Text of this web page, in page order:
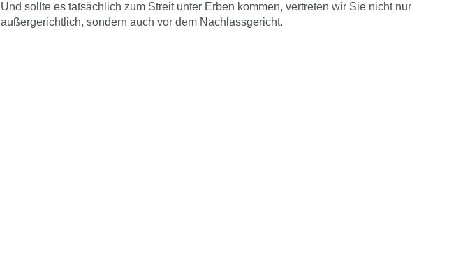
Und sollte es tatsächlich zum Streit unter Erben kommen, vertreten wir Sie nicht nur
außergerichtlich, sondern auch vor dem Nachlassgericht.